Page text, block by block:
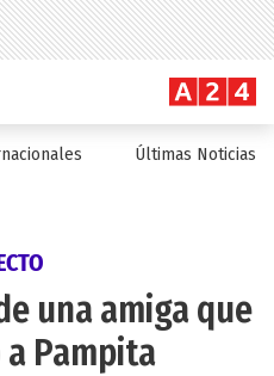
Últimas Noticias
una amiga que
Pampita